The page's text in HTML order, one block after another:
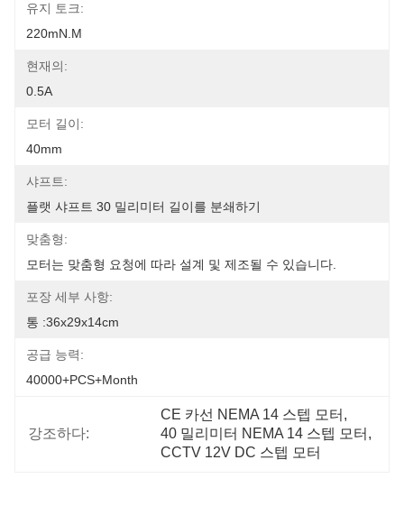
유지 토크:
220mN.m
현재의:
0.5A
모터 길이:
40mm
샤프트:
플랫 샤프트 30 밀리미터 길이를 분쇄하기
맞춤형:
모터는 맞춤형 요청에 따라 설계 및 제조될 수 있습니다.
포장 세부 사항:
통 :36x29x14cm
공급 능력:
40000+PCS+Month
강조하다:
CE 카선 NEMA 14 스텝 모터 ,
40 밀리미터 NEMA 14 스텝 모터
CCTV 12V DC 스텝 모터